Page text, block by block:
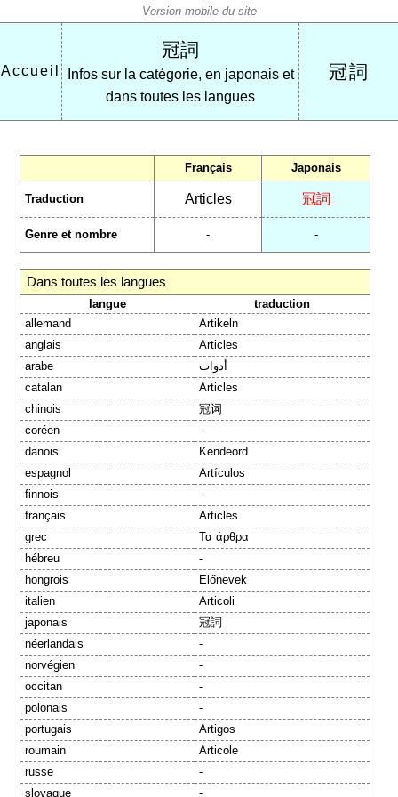
Accueil
冠詞
Infos sur la catégorie, en japonais et
dans toutes les langues
冠詞
Français Japonais
Traduction Articles 冠詞
Genre et nombre - -
Dans toutes les langues
langue
traduction
allemand
Artikeln
anglais
Articles
arabe
أدوات
catalan
Articles
chinois
冠词
coréen
-
danois
Kendeord
espagnol
Artículos
finnois
-
français
Articles
grec
Τα άρθρα
hébreu
-
hongrois
Előnevek
italien
Articoli
japonais
冠詞
néerlandais
-
norvégien
-
occitan
-
polonais
-
portugais
Artigos
roumain
Articole
russe
-
slovaque
-